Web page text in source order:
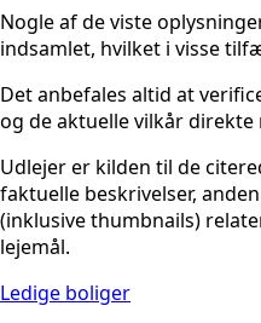
Nogle af de viste
indsamlet, hvilket i visse
Det anbefales altid at
og de aktuelle vilkår direkte
Udlejer er kilden til de
faktuelle beskrivelser,
(inklusive thumbnails)
lejemål.
Ledige boliger